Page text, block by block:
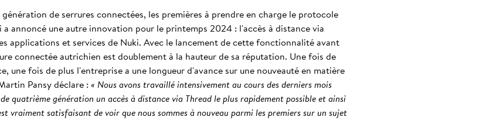
de serrures connectées, les premières à prendre en charge le protocole
annoncé une autre innovation pour le printemps 2024 : l'accès à distance via
applications et services de Nuki. Avec le lancement de cette fonctionnalité avant
connectée autrichien est doublement à la hauteur de sa réputation. Une fois de
une fois de plus l'entreprise a une longueur d'avance sur une nouveauté en matière
Pansy déclare : « Nous avons travaillé intensivement au cours des derniers mois
quatrième génération un accès à distance via Thread le plus rapidement possible et ainsi
vraiment satisfaisant de voir que nous sommes à nouveau parmi les premiers sur un sujet